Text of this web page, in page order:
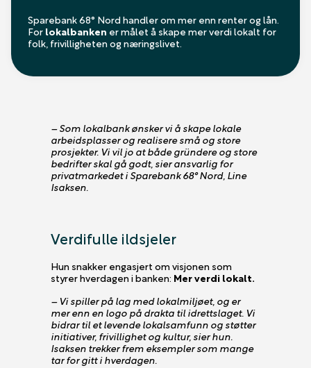
Sparebank 68° Nord handler om mer enn renter og lån.
Forlokalbanken er målet å skape mer verdi lokalt for
folk, frivilligheten og næringslivet.
– Som lokalbank ønsker vi å skape lokale
arbeidsplasser og realisere små og store
prosjekter. Vi vil jo at både gründere og store
bedrifter skal gå godt, sier ansvarlig for
privatmarkedet i Sparebank 68° Nord, Line
Isaksen.
Verdifulle ildsjeler
Hun snakker engasjert om visjonen som
styrer hverdagen i banken: Mer verdi lokalt.
– Vi spiller på lag med lokalmiljøet, og er
mer enn en logo på drakta til idrettslaget. Vi
bidrar til et levende lokalsamfunn og støtter
initiativer, frivillighet og kultur, sier hun.
Isaksen trekker frem eksempler som mange
tar for gitt i hverdagen.